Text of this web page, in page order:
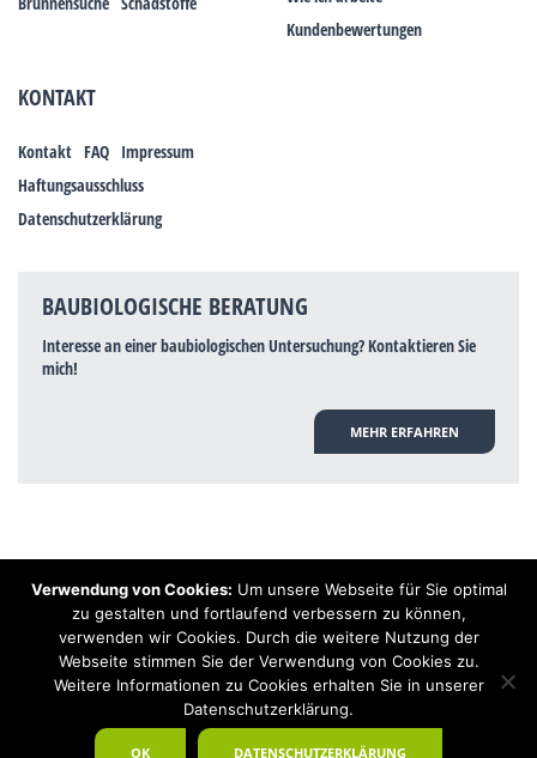
Kundenbewertungen
KONTAKT
Kontakt FAQ Impressum
Haftungsausschluss
Datenschutzerklärung
BAUBIOLOGISCHE BERATUNG
Interesse an einer baubiologischen Untersuchung? Kontaktieren Sie
mich!
MEHR ERFAHREN
Hinweis: Trotz zahlreicher Studien, die einen Zusammenhang zwischen
Elektrosmog und gesundheitlichen Problemen aufzeigen, ist es von der
praktischen Schulmedizin bisher wissenschaftlich nicht anerkannt, dass
Elektrosmog und Erdstrahlen gesundheitliche Auswirkungen haben können.
Ähnliches galt auch über Jahrzehnte für die Akkupunktur und die
Homöopathie. Sie suchen einen Baubiologen? Baubiologe Baldermnn - Ihr
Spezialist für gesunden Schlaf!
Verwendung von Cookies: Um unsere Webseite für Sie optimal
zu gestalten und fortlaufend verbessern zu können,
verwenden wir Cookies. Durch die weitere Nutzung der
Webseite stimmen Sie der Verwendung von Cookies zu.
Weitere Informationen zu Cookies erhalten Sie in unserer
Datenschutzerklärung.
OK DATENSCHUTZERKLÄRUNG